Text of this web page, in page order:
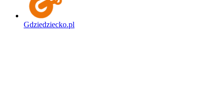
Gdziedziecko.pl